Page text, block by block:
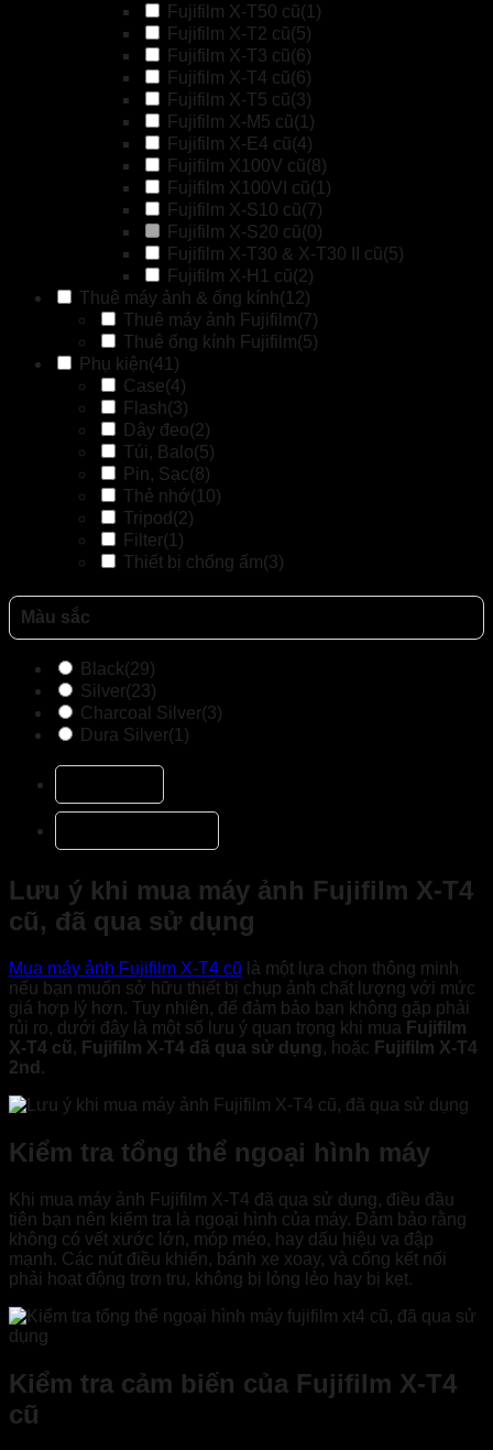
Fujifilm X-T50 cũ(1)
Fujifilm X-T2 cũ(5)
Fujifilm X-T3 cũ(6)
Fujifilm X-T4 cũ(6)
Fujifilm X-T5 cũ(3)
Fujifilm X-M5 cũ(1)
Fujifilm X-E4 cũ(4)
Fujifilm X100V cũ(8)
Fujifilm X100VI cũ(1)
Fujifilm X-S10 cũ(7)
Fujifilm X-S20 cũ(0)
Fujifilm X-T30 & X-T30 II cũ(5)
Fujifilm X-H1 cũ(2)
Thuê máy ảnh & ống kính(12)
Thuê máy ảnh Fujifilm(7)
Thuê ống kính Fujifilm(5)
Phụ kiện(41)
Case(4)
Flash(3)
Dây đeo(2)
Túi, Balo(5)
Pin, Sạc(8)
Thẻ nhớ(10)
Tripod (2)
Filter(1)
Thiết bị chống ấm(3)
Màu sắc
Black(29)
Silver(23)
Charcoal Silver(3)
Dura Silver(1)
Lưu ý khi mua máy ảnh Fujifilm X-T4
cũ, đã qua sử dụng
Mua máy ảnh Fujifilm X-T4 cũ là một lựa chọn thông minh
nếu bạn muốn sở hữu thiết bị chụp ảnh chất lượng với mức
giá hợp lý hơn. Tuy nhiên, để đảm bảo bạn không gặp phải
rủi ro, dưới đây là một số lưu ý quan trọng khi mua Fujifilm
X-T4 cũ , Fujifilm X-T4 đã qua sử dụng , hoặc Fujifilm X-T4
2nd .
Kiểm tra tổng thể ngoại hình máy
Khi mua máy ảnh Fujifilm X-T4 đã qua sử dụng, điều đầu
tiên bạn nên kiểm tra là ngoại hình của máy. Đảm bảo rằng
không có vết xước lớn, móp méo, hay dấu hiệu va đập
mạnh. Các nút điều khiển, bánh xe xoay, và cổng kết nối
phải hoạt động trơn tru, không bị lỏng lẻo hay bị kẹt.
Kiểm tra cảm biến của Fujifilm X-T4
cũ